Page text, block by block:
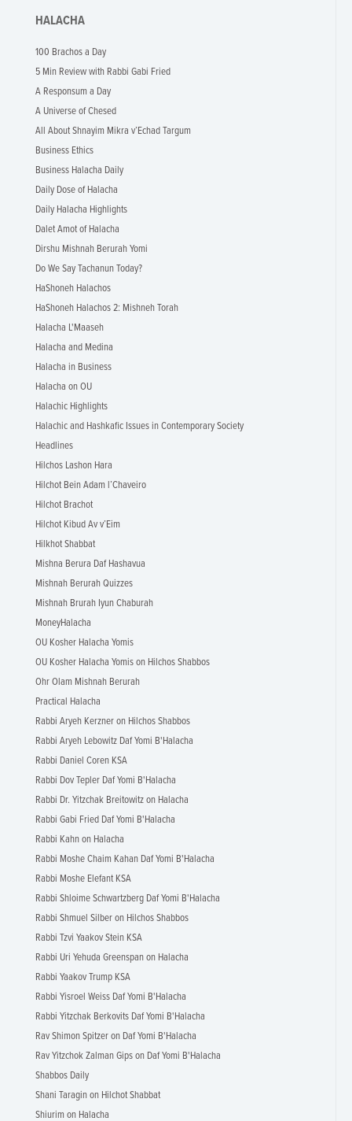
HALACHA
100 Brachos a Day
5 Min Review with Rabbi Gabi Fried
A Responsum a Day
A Universe of Chesed
All About Shnayim Mikra v’Echad Targum
Business Ethics
Business Halacha Daily
Daily Dose of Halacha
Daily Halacha Highlights
Dalet Amot of Halacha
Dirshu Mishnah Berurah Yomi
Do We Say Tachanun Today?
HaShoneh Halachos
HaShoneh Halachos 2: Mishneh Torah
Halacha L'Maaseh
Halacha and Medina
Halacha in Business
Halacha on OU
Halachic Highlights
Halachic and Hashkafic Issues in Contemporary Society
Headlines
Hilchos Lashon Hara
Hilchot Bein Adam l’Chaveiro
Hilchot Brachot
Hilchot Kibud Av v’Eim
Hilkhot Shabbat
Mishna Berura Daf Hashavua
Mishnah Berurah Quizzes
Mishnah Brurah Iyun Chaburah
MoneyHalacha
OU Kosher Halacha Yomis
OU Kosher Halacha Yomis on Hilchos Shabbos
Ohr Olam Mishnah Berurah
Practical Halacha
Rabbi Aryeh Kerzner on Hilchos Shabbos
Rabbi Aryeh Lebowitz Daf Yomi B'Halacha
Rabbi Daniel Coren KSA
Rabbi Dov Tepler Daf Yomi B'Halacha
Rabbi Dr. Yitzchak Breitowitz on Halacha
Rabbi Gabi Fried Daf Yomi B'Halacha
Rabbi Kahn on Halacha
Rabbi Moshe Chaim Kahan Daf Yomi B'Halacha
Rabbi Moshe Elefant KSA
Rabbi Shloime Schwartzberg Daf Yomi B'Halacha
Rabbi Shmuel Silber on Hilchos Shabbos
Rabbi Tzvi Yaakov Stein KSA
Rabbi Uri Yehuda Greenspan on Halacha
Rabbi Yaakov Trump KSA
Rabbi Yisroel Weiss Daf Yomi B'Halacha
Rabbi Yitzchak Berkovits Daf Yomi B'Halacha
Rav Shimon Spitzer on Daf Yomi B'Halacha
Rav Yitzchok Zalman Gips on Daf Yomi B'Halacha
Shabbos Daily
Shani Taragin on Hilchot Shabbat
Shiurim on Halacha